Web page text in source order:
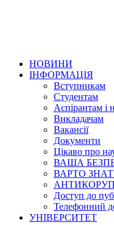
НОВИНИ
ІНФОРМАЦІЯ
Вступникам
Студентам
Аспірантам і
Викладачам
Вакансії
Документи
Цікаво про
ВАША
ВАРТО
Доступ до
Телефонний
УНІВЕРСИТЕТ